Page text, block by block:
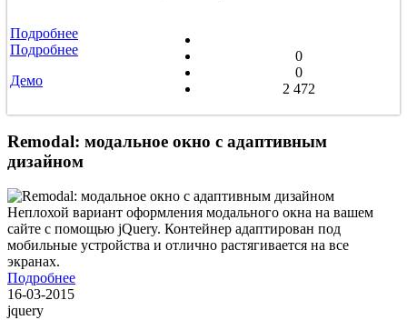
Подробнее
Подробнее
Демо
0
0
2 472
Remodal: модальное окно с адаптивным
дизайном
Неплохой вариант оформления модального окна на вашем
сайте с помощью jQuery. Контейнер адаптирован под
мобильные устройства и отлично растягивается на все
экранах.
Подробнее
16-03-2015
jquery